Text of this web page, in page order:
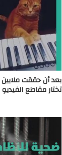
بعد أن حققت
تختار مقاطع الفيديو